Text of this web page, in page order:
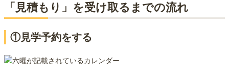
「見積もり」を受け取るまでの流れ
①見学予約をする